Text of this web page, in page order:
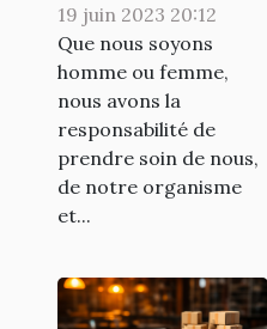
dermatologiques
pour améliorer
l'apparence de
votre peau
19 juin 2023 20:12
Que nous soyons
homme ou femme,
nous avons la
responsabilité de
prendre soin de nous,
de notre organisme
et...